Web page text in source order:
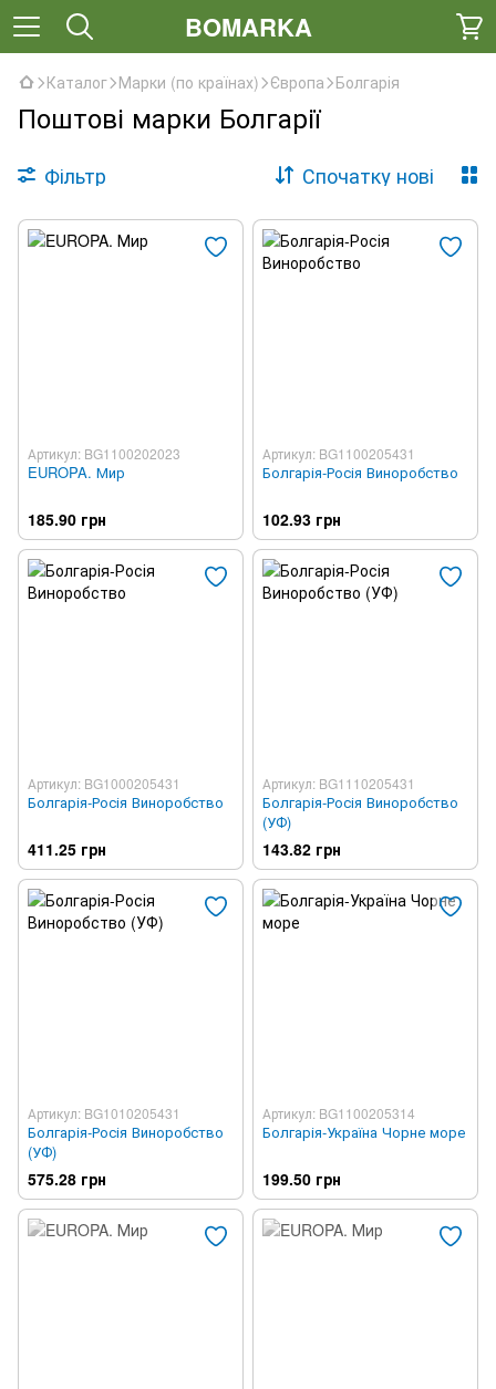
BOMARKA
Каталог Марки (по країнах) Європа Болгарія
Поштові марки Болгарії
Фільтр Спочатку нові
Артикул: BG1100202023
EUROPA. Мир
185.90 грн
Артикул: BG1100205431
Болгарія-Росія Виноробство
102.93 грн
Артикул: BG1000205431
Болгарія-Росія Виноробство
411.25 грн
Артикул: BG1110205431
Болгарія-Росія Виноробство
(УФ)
143.82 грн
Артикул: BG1010205431
Болгарія-Росія Виноробство
(УФ)
575.28 грн
Артикул: BG1100205314
Болгарія-Україна Чорне море
199.50 грн